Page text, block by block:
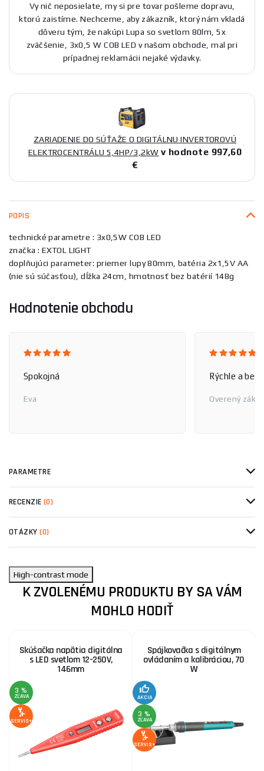
Vy nič neposielate, my si pre tovar pošleme dopravu,
ktorú zaistíme. Nechceme, aby zákazník, ktorý nám vkladá
dôveru tým, že nakúpi Lupa so svetlom 80lm, 5x
zväčšenie, 3x0,5 W COB LED v našom obchode, mal pri
prípadnej reklamácii nejaké výdavky.
ZARIADENIE DO SÚŤAŽE O DIGITÁLNU INVERTOROVÚ
ELEKTROCENTRÁLU 5,4HP/3,2kW v hodnote 997,60
€
POPIS
technické parametre : 3x0,5W COB LED
značka : EXTOL LIGHT
doplňujúci parameter: priemer lupy 80mm, batéria 2x1,5V AA
(nie sú súčasťou), dĺžka 24cm, hmotnosť bez batérií 148g
Hodnotenie obchodu
Spokojná
Eva
Rýchle a
Overený
PARAMETRE
RECENZIE (0)
OTÁZKY(0)
High-contrast mode
K ZVOLENÉMU PRODUKTU BY SA VÁM
MOHLO HODIŤ
Skúšačka napätia digitálna
s LED svetlom 12-250V,
146mm
3 %
ZĽAVA
SERVIS+
Spájkovačka s digitálnym
ovládaním a kalibráciou, 70
W
AKCIA
3 %
ZĽAVA
SERVIS+